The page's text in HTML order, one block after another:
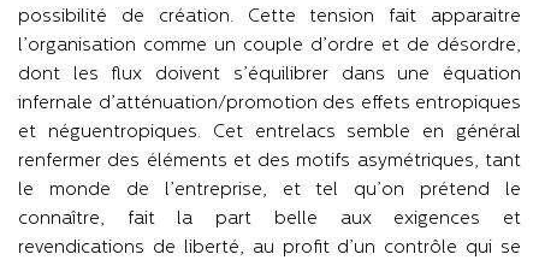
possibilité de création. Cette tension fait apparaitre
l’organisation comme un couple d’ordre et de désordre,
dont les flux doivent s’équilibrer dans une équation
infernale d’atténuation/promotion des effets entropiques
et néguentropiques. Cet entrelacs semble en général
renfermer des éléments et des motifs asymétriques, tant
le monde de l’entreprise, et tel qu’on prétend le
connaître, fait la part belle aux exigences et
revendications de liberté, au profit d’un contrôle qui se